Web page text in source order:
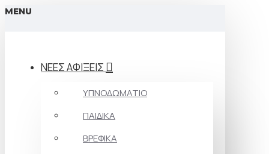
MENU
ΝΕΕΣ ΑΦΙΞΕΙΣ
ΥΠΝΟΔΩΜΑΤΙΟ
ΠΑΙΔΙΚΑ
ΒΡΕΦΙΚΑ